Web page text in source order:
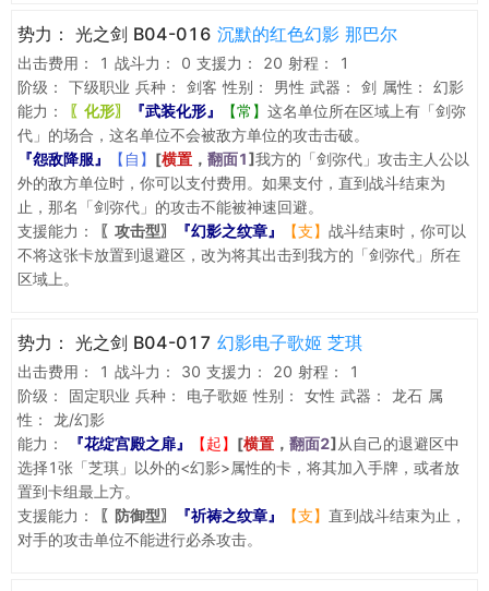
势力： 光之剑 B04-016 沉默的红色幻影 那巴尔
出击费用： 1 战斗力： 0 支援力： 20 射程：
1
阶级：
下级职业 兵种： 剑客 性别： 男性 武器： 剑 属性：
幻影
能力：
〖化形〗 『武装化形』 【常】 这名单位所在区域上有「剑弥
代」的场合，这名单位不会被敌方单位的攻击击破。
『怨敌降服』
【自】 [横置 ， 翻面1]我方的「剑弥代」攻击主人公以
外的敌方单位时，你可以支付费用。如果支付，直到战斗结束为
止，那名「剑弥代」的攻击不能被神速回避。
支援能力：
〖攻击型〗 『幻影之纹章』 【支】 战斗结束时，你可以
不将这张卡放置到退避区，改为将其出击到我方的「剑弥代」所在
区域上。
势力： 光之剑 B04-017 幻影电子歌姬 芝琪
出击费用： 1 战斗力： 30 支援力： 20 射程：
1
阶级：
固定职业 兵种： 电子歌姬 性别： 女性 武器： 龙石 属
性：
龙/幻影
能力：
『花绽宫殿之扉』 【起】 [横置 ， 翻面2] 从自己的退避区中
选择1张「芝琪」以外的<幻影>属性的卡，将其加入手牌，或者放
置到卡组最上方。
支援能力：
〖防御型〗 『祈祷之纹章』 【支】 直到战斗结束为止，
对手的攻击单位不能进行必杀攻击。